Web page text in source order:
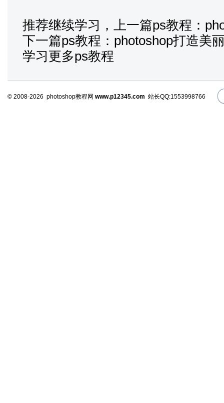
推荐继续学习，上一篇ps教程：
下一篇ps教程： photoshop打造美
学习更多ps教程
© 2008-2026 photoshop教程网 www.p12345.com 站长QQ:1553998766